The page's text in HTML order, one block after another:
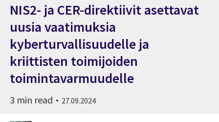
NIS2- ja CER-direktiivit asettavat
uusia vaatimuksia
kyberturvallisuudelle ja
kriittisten toimijoiden
toimintavarmuudelle
3 min read 27.09.2024